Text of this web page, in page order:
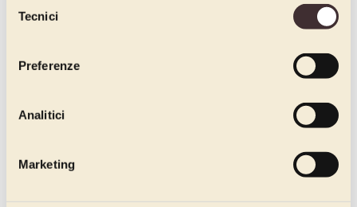
delTecnici
Preferenze
Analitici
Marketing
Base Vegan
Tutti gli integratori
Linea Napolitaner
Linea Cuzco